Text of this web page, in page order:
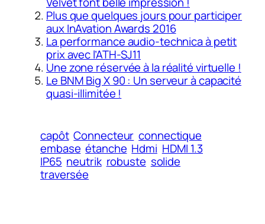
Plus que quelques jours pour participer
aux InAvation Awards 2016
La performance audio-technica à petit
prix avec l’ATH-SJ11
Une zone réservée à la réalité virtuelle !
Le BNM Big X 90 : Un serveur à capacité
quasi-illimitée !
capôt Connecteur connectique
embase étanche Hdmi HDMI 1.3
IP65 neutrik robuste solide
traversée